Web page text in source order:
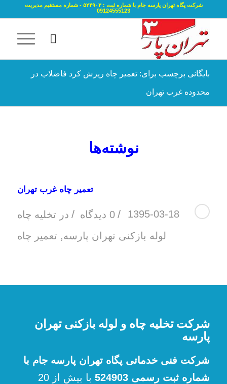
شرکت پگاه تهران پارسه جام با شماره ثبت : ۵۲۴۹۰۳ - شماره مستقیم مدیریت
09124555123
بایگانی برچسب برای: تعمیر چاه ریزش کرد فاضلاب در
محدوده غرب تهران
نوشته‌ها
تعمیر چاه غرب تهران
1395-03-18
/ 0 دیدگاه / در تخلیه چاه
لوله بازکنی تهران پارسه, تعمیر چاه
شرکت تخلیه چاه و لوله بازکنی تهران
پارسه
شرکت فنی خدماتی پگاه تهران پارسه جام با
شماره ثبت رسمی 524903
با بیش از 20